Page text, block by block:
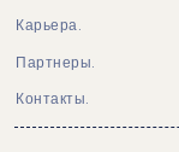
Карьера.
Партнеры.
Контакты.